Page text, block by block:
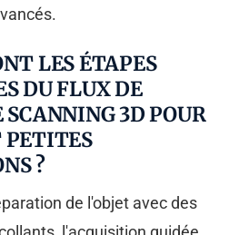
LES ÉTAPES
DU FLUX DE
3D POUR
PETITES
?
de l'objet avec des